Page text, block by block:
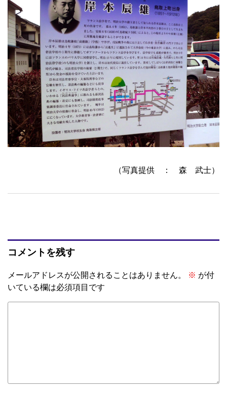
（写真提供 ： 森 武士）
コメントを残す
メールアドレスが公開されることはありません。 ※ が付
いている欄は必須項目です